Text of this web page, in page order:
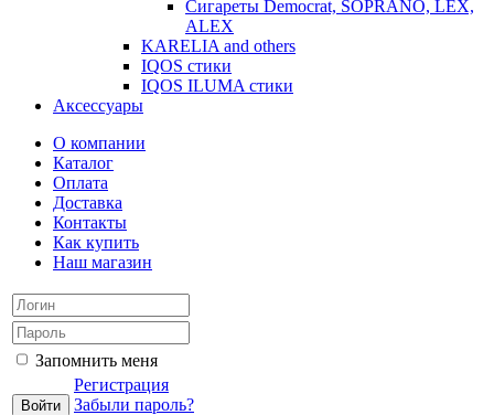
Сигареты Democrat, SOPRANO, LEX,
ALEX
KARELIA and others
IQOS стики
IQOS ILUMA стики
Аксессуары
О компании
Каталог
Оплата
Доставка
Контакты
Как купить
Наш магазин
Запомнить меня
Регистрация
Забыли пароль?